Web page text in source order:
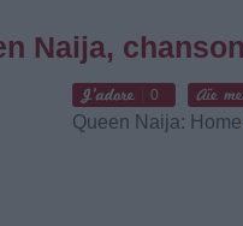
Naija,
0
Queen Naija: Home